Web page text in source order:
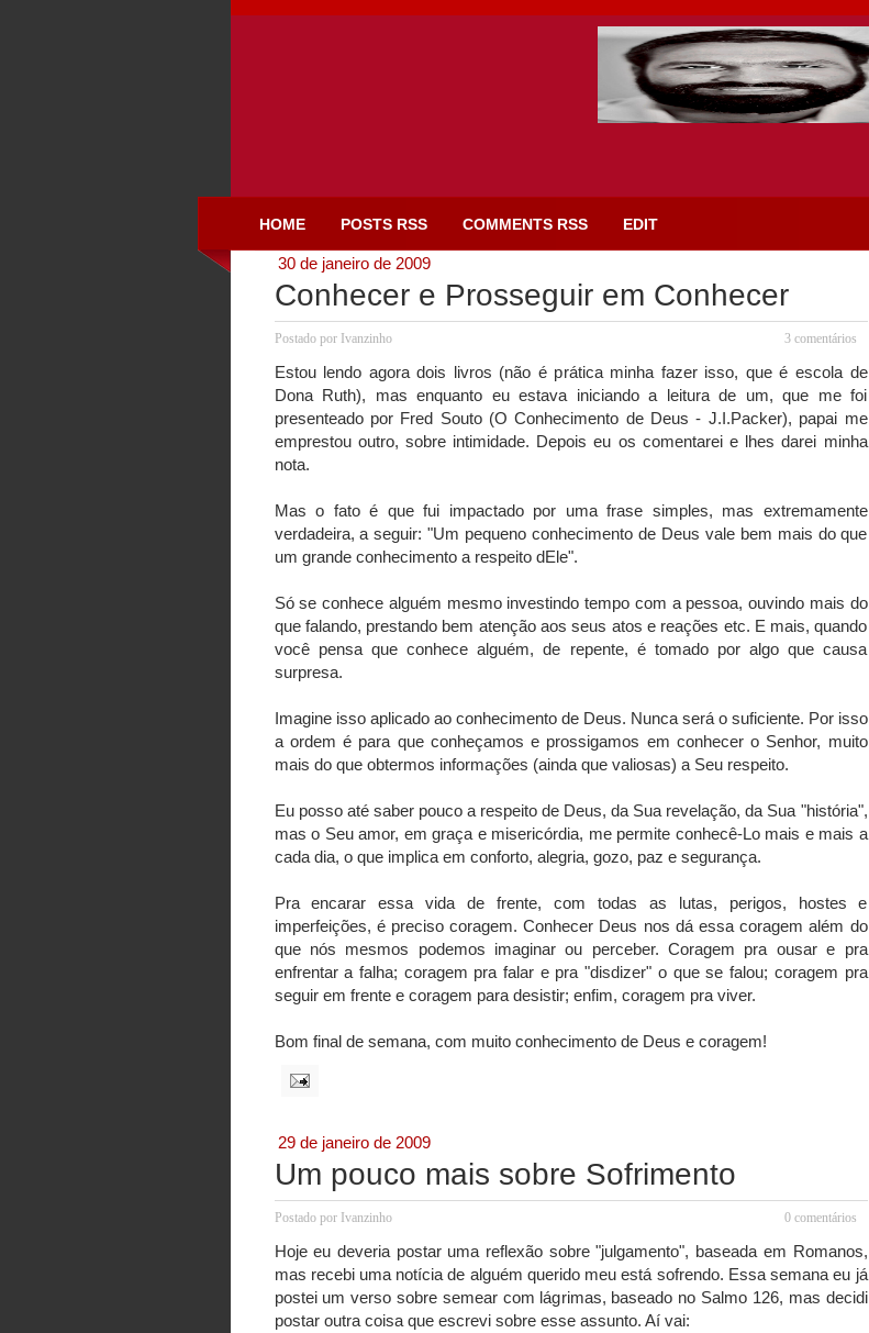
HOME POSTS RSS COMMENTS RSS EDIT
30 de janeiro de 2009
Conhecer e Prosseguir em Conhecer
Postado por Ivanzinho 3 comentários
Estou lendo agora dois livros (não é prática minha fazer isso, que é escola de
Dona Ruth), mas enquanto eu estava iniciando a leitura de um, que me foi
presenteado por Fred Souto (O Conhecimento de Deus - J.I.Packer), papai me
emprestou outro, sobre intimidade. Depois eu os comentarei e lhes darei minha
nota.
Mas o fato é que fui impactado por uma frase simples, mas extremamente
verdadeira, a seguir: "Um pequeno conhecimento de Deus vale bem mais do que
um grande conhecimento a respeito dEle".
Só se conhece alguém mesmo investindo tempo com a pessoa, ouvindo mais do
que falando, prestando bem atenção aos seus atos e reações etc. E mais, quando
você pensa que conhece alguém, de repente, é tomado por algo que causa
surpresa.
Imagine isso aplicado ao conhecimento de Deus. Nunca será o suficiente. Por isso
a ordem é para que conheçamos e prossigamos em conhecer o Senhor, muito
mais do que obtermos informações (ainda que valiosas) a Seu respeito.
Eu posso até saber pouco a respeito de Deus, da Sua revelação, da Sua "história",
mas o Seu amor, em graça e misericórdia, me permite conhecê-Lo mais e mais a
cada dia, o que implica em conforto, alegria, gozo, paz e segurança.
Pra encarar essa vida de frente, com todas as lutas, perigos, hostes e
imperfeições, é preciso coragem. Conhecer Deus nos dá essa coragem além do
que nós mesmos podemos imaginar ou perceber. Coragem pra ousar e pra
enfrentar a falha; coragem pra falar e pra "disdizer" o que se falou; coragem pra
seguir em frente e coragem para desistir; enfim, coragem pra viver.
Bom final de semana, com muito conhecimento de Deus e coragem!
29 de janeiro de 2009
Um pouco mais sobre Sofrimento
Postado por Ivanzinho 0 comentários
Hoje eu deveria postar uma reflexão sobre "julgamento", baseada em Romanos,
mas recebi uma notícia de alguém querido meu está sofrendo. Essa semana eu já
postei um verso sobre semear com lágrimas, baseado no Salmo 126, mas decidi
postar outra coisa que escrevi sobre esse assunto. Aí vai: